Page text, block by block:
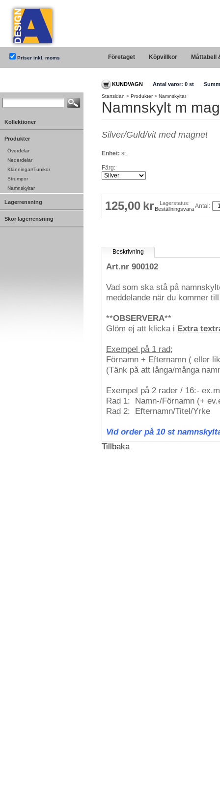
KUNDVAGN Antal varor: 0 st
Priser inkl. moms Företaget Köpvillkor Måttabell
Kollektioner
Produkter
Överdelar
Nederdelar
Klänningar/Tunikor
Strumpor
Namnskyltar
Lagerrensning
Skor lagerrensning
Startsidan > Produkter> Namnskyltar
Namnskylt m
Silver/Guld/vit med magnet
Enhet: st.
Färg:
125,00 kr
Lagerstatus:
BeställningsvaraAntal:
Beskrivning
Art.nr 900102
Vad som ska stå på
meddelande när du kommer
**OBSERVERA**
Glöm ej att klicka i Extra
Exempel på 1 rad;
Förnamn + Efternamn ( eller
(Tänk på att långa/många
Exempel på 2 rader / 16:-
Rad 1: Namn-/Förnamn (+
Rad 2: Efternamn/Titel/Yrke
Vid order på 10 st
Tillbaka